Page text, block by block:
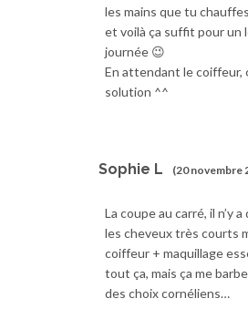
les mains que tu
et voilà ça suffit pour un
journée 😉
En attendant le coiffeur,
solution ^^
Sophie L (20 novembre
La coupe au carré, il n’y
les cheveux très courts
coiffeur + maquillage
tout ça, mais ça me
des choix cornéliens…